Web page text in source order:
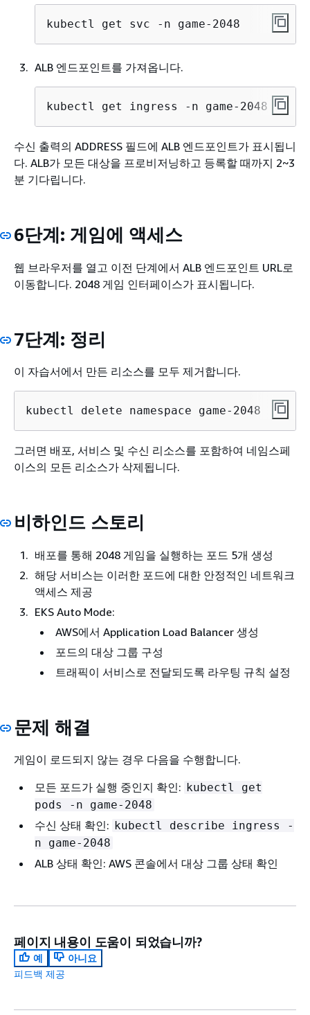
kubectl get svc -n game-2048
ALB 엔드포인트를 가져옵니다.
kubectl get ingress -n game-2048
수신 출력의 ADDRESS 필드에 ALB 엔드포인트가 표시됩니
다. ALB가 모든 대상을 프로비저닝하고 등록할 때까지 2~3
분 기다립니다.
6단계: 게임에 액세스
웹 브라우저를 열고 이전 단계에서 ALB 엔드포인트 URL로
이동합니다. 2048 게임 인터페이스가 표시됩니다.
7단계: 정리
이 자습서에서 만든 리소스를 모두 제거합니다.
kubectl delete namespace game-2048
그러면 배포, 서비스 및 수신 리소스를 포함하여 네임스페
이스의 모든 리소스가 삭제됩니다.
비하인드 스토리
배포를 통해 2048 게임을 실행하는 포드 5개 생성
해당 서비스는 이러한 포드에 대한 안정적인 네트워크
액세스 제공
EKS Auto Mode:
AWS에서 Application Load Balancer 생성
포드의 대상 그룹 구성
트래픽이 서비스로 전달되도록 라우팅 규칙 설정
문제 해결
게임이 로드되지 않는 경우 다음을 수행합니다.
모든 포드가 실행 중인지 확인: kubectl get
pods -n game-2048
수신 상태 확인: kubectl describe ingress -
n game-2048
ALB 상태 확인: AWS 콘솔에서 대상 그룹 상태 확인
페이지 내용이 도움이 되었습니까?
예
아니요
피드백 제공